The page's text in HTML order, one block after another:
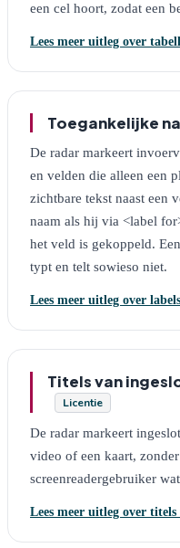
een cel hoort, zodat een
Lees meer uitleg over
Toegankelijke
De radar markeert
en velden die alleen een
zichtbare tekst naast een
naam als hij via <label
het veld is gekoppeld.
typt en telt sowieso niet.
Lees meer uitleg over
Titels van
Licentie
De radar markeert
video of een kaart,
screenreadergebruiker
Lees meer uitleg over